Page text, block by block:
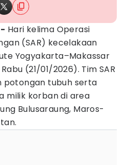
Hari kelima Operasi
(SAR) kecelakaan
Yogyakarta–Makassar
(21/01/2026). Tim SAR
potongan tubuh serta
milik korban di area
Bulusaraung, Maros-